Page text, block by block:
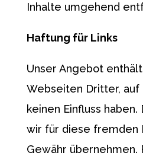
Inhalte umgehend
Haftung für Links
Unser Angebot
Webseiten Dritter,
keinen Einfluss haben.
wir für diese fremden
Gewähr übernehmen.